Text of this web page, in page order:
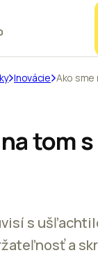
Inovácie Ako sme
tom s
s
a